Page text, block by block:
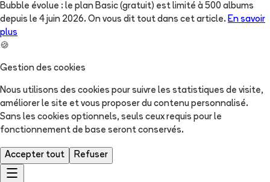
Bubble évolue : le plan Basic (gratuit) est limité à 500 albums
depuis le 4 juin 2026. On vous dit tout dans cet article. En savoir
plus
🍪
Gestion des cookies
Nous utilisons des cookies pour suivre les statistiques de visite,
améliorer le site et vous proposer du contenu personnalisé.
Sans les cookies optionnels, seuls ceux requis pour le
fonctionnement de base seront conservés.
Accepter tout Refuser